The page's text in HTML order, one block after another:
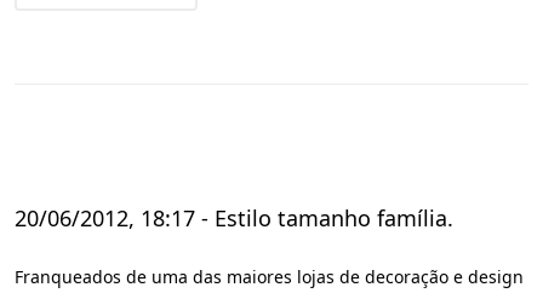
20/06/2012, 18:17 - Estilo tamanho família.
Franqueados de uma das maiores lojas de decoração e design